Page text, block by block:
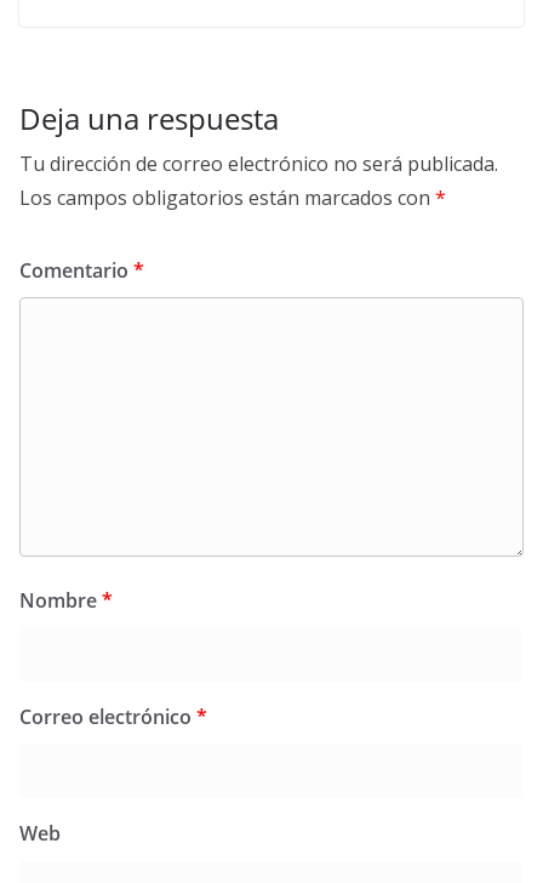
Deja una respuesta
Tu dirección de correo electrónico no será publicada.
Los campos obligatorios están marcados con *
Comentario *
Nombre*
Correo electrónico *
Web